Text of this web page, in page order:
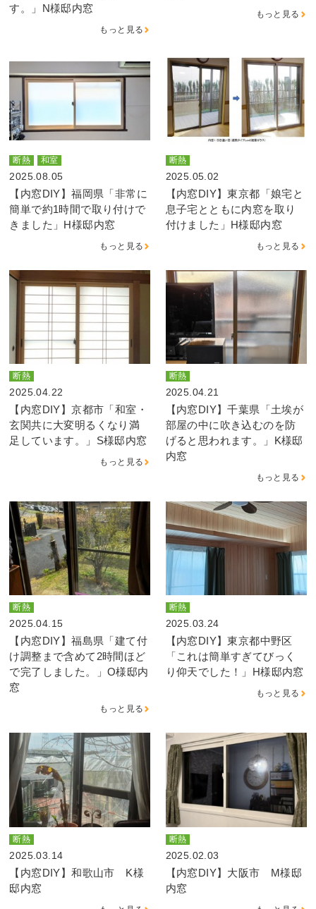
す。」N様邸内窓
もっと見る
もっと見る
断熱 和室
2025.08.05
【内窓DIY】福岡県「非常に
簡単で約1時間で取り付けで
きました」H様邸内窓
もっと見る
断熱
2025.05.02
【内窓DIY】東京都「娘宅と
息子宅とともに内窓を取り
付けました」H様邸内窓
もっと見る
断熱
2025.04.22
【内窓DIY】京都市「和室・
玄関共に大変明るくなり満
足しています。」S様邸内窓
もっと見る
断熱
2025.04.21
【内窓DIY】千葉県「土埃が
部屋の中に吹き込むのを防
げると思われます。」K様邸
内窓
もっと見る
断熱
2025.04.15
【内窓DIY】福島県「建て付
け調整まで含めて2時間ほど
で完了しました。」O様邸内
窓
もっと見る
断熱
2025.03.24
【内窓DIY】東京都中野区
「これは簡単すぎてびっく
り仰天でした！」H様邸内窓
もっと見る
断熱
2025.03.14
【内窓DIY】和歌山市 K様
邸内窓
断熱
2025.02.03
【内窓DIY】大阪市 M様邸
内窓